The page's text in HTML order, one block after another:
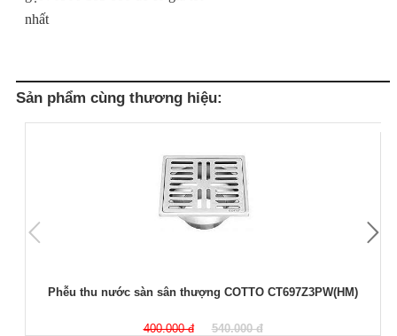
nhất
Sản phẩm cùng thương hiệu:
Phễu thu nước sàn sân thượng COTTO CT697Z3PW(HM)
400.000 đ 540.000 đ